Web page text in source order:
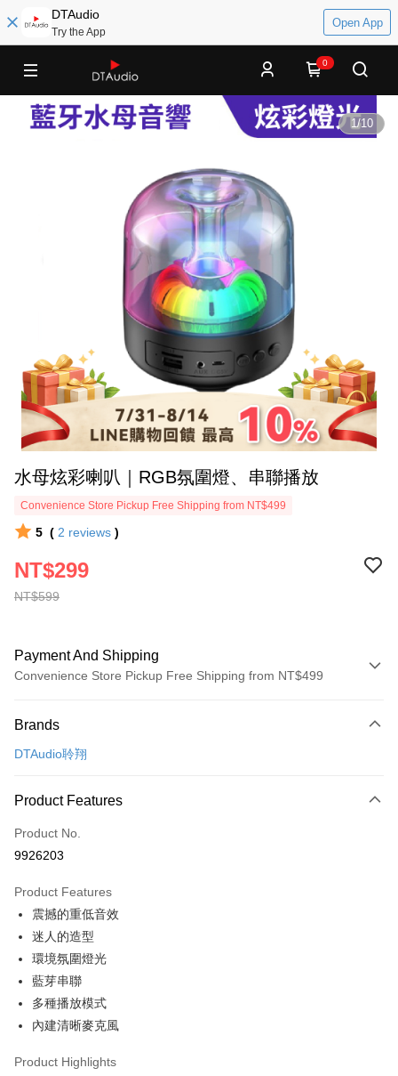
DTAudio
Try the App
Open App
0
1/10
水母炫彩喇叭｜RGB氛圍燈、串聯播放
Convenience Store Pickup Free Shipping from NT$499
5 ( 2 reviews )
NT$599
NT$299
Payment And Shipping
Convenience Store Pickup Free Shipping from NT$499
Credit Card (Full Payment)
Convenience Store Pickup and Pay
LINE Pay
Apple Pay
JKOPAY
Easy Wallet
Google Pay
ATM Transfer
Shipping Method
全家取貨付款
NT$60/order | Free shipping on orders of NT$499 or more
Brands
DTAudio聆翔
Product Features
Product No.
9926203
Product Features
震撼的重低音效
迷人的造型
環境氛圍燈光
藍芽串聯
多種播放模式
內建清晰麥克風
Product Highlights